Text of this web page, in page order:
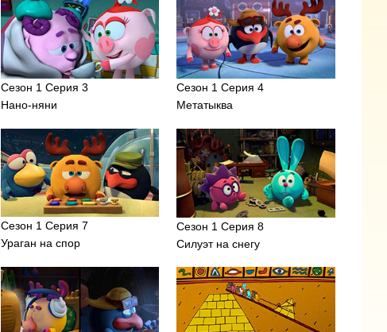
Сезон 1 Серия 3
Нано-няни
Сезон 1 Серия 4
Метатыква
Сезон 1 Серия 7
Ураган на спор
Сезон 1 Серия 8
Силуэт на снегу